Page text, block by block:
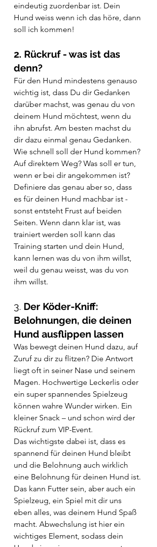
eindeutig zuordenbar ist. Dein
Hund weiss wenn ich das höre, dann
soll ich kommen!
2. Rückruf - was ist das
denn?
Für den Hund mindestens genauso
wichtig ist, dass Du dir Gedanken
darüber machst, was genau du von
deinem Hund möchtest, wenn du
ihn abrufst. Am besten machst du
dir dazu einmal genau Gedanken.
Wie schnell soll der Hund kommen?
Auf direktem Weg? Was soll er tun,
wenn er bei dir angekommen ist?
Definiere das genau aber so, dass
es für deinen Hund machbar ist -
sonst entsteht Frust auf beiden
Seiten. Wenn dann klar ist, was
trainiert werden soll kann das
Training starten und dein Hund,
kann lernen was du von ihm willst,
weil du genau weisst, was du von
ihm willst.
3. Der Köder-Kniff:
Belohnungen, die deinen
Hund ausflippen lassen
Was bewegt deinen Hund dazu, auf
Zuruf zu dir zu flitzen? Die Antwort
liegt oft in seiner Nase und seinem
Magen. Hochwertige Leckerlis oder
ein super spannendes Spielzeug
können wahre Wunder wirken. Ein
kleiner Snack – und schon wird der
Rückruf zum VIP-Event.
Das wichtigste dabei ist, dass es
spannend für deinen Hund bleibt
und die Belohnung auch wirklich
eine Belohnung für deinen Hund ist.
Das kann Futter sein, aber auch ein
Spielzeug, ein Spiel mit dir uns
eben alles, was deinem Hund Spaß
macht. Abwechslung ist hier ein
wichtiges Element, sodass dein